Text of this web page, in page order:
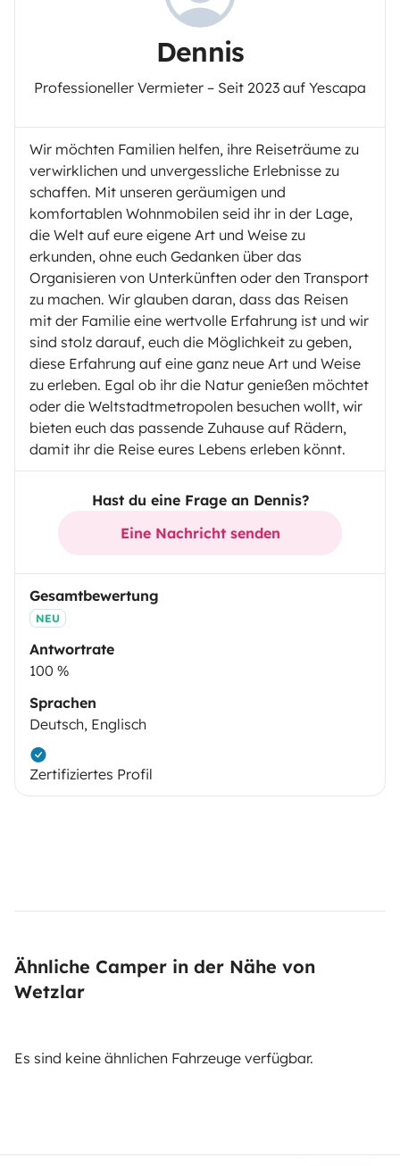
Dennis
Professioneller Vermieter – Seit 2023 auf Yescapa
Wir möchten Familien helfen, ihre Reiseträume zu
verwirklichen und unvergessliche Erlebnisse zu
schaffen. Mit unseren geräumigen und
komfortablen Wohnmobilen seid ihr in der Lage,
die Welt auf eure eigene Art und Weise zu
erkunden, ohne euch Gedanken über das
Organisieren von Unterkünften oder den Transport
zu machen. Wir glauben daran, dass das Reisen
mit der Familie eine wertvolle Erfahrung ist und wir
sind stolz darauf, euch die Möglichkeit zu geben,
diese Erfahrung auf eine ganz neue Art und Weise
zu erleben. Egal ob ihr die Natur genießen möchtet
oder die Weltstadtmetropolen besuchen wollt, wir
bieten euch das passende Zuhause auf Rädern,
damit ihr die Reise eures Lebens erleben könnt.
Hast du eine Frage an Dennis?
Eine Nachricht senden
Gesamtbewertung
NEU
Antwortrate
100 %
Sprachen
Deutsch, Englisch
Zertifiziertes Profil
Ähnliche Camper in der Nähe von
Wetzlar
Es sind keine ähnlichen Fahrzeuge verfügbar.